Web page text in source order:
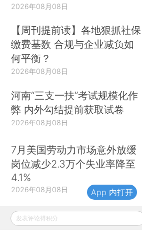
2026年08月08日
【周刊提前读】各地狠抓社保
缴费基数 合规与企业减负如
何平衡？
2026年08月08日
河南“三支一扶”考试规模化作
弊 内外勾结提前获取试卷
2026年08月08日
7月美国劳动力市场意外放缓
岗位减少2.3万个失业率降至
4.1%
2026年08月08日
【周刊提前读】韩国股市高杠
杆镜鉴
发表评论得积分
App 内打开